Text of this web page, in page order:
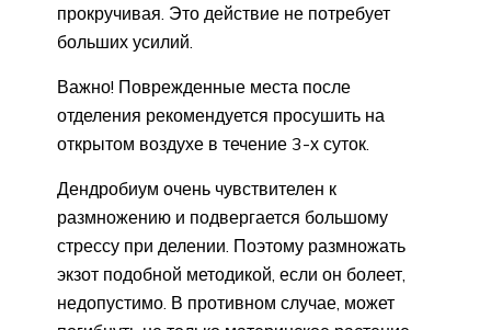
прокручивая. Это действие не потребует
больших усилий.
Важно! Поврежденные места после
отделения рекомендуется просушить на
открытом воздухе в течение 3-х суток.
Дендробиум очень чувствителен к
размножению и подвергается большому
стрессу при делении. Поэтому размножать
экзот подобной методикой, если он болеет,
недопустимо. В противном случае, может